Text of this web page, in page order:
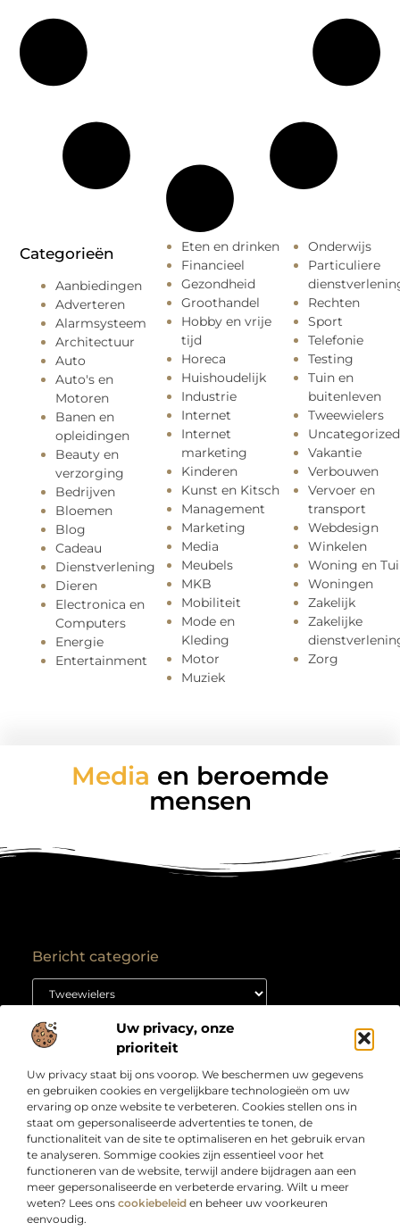
Uw privacy, onze
prioriteit
Uw privacy staat bij ons voorop. We beschermen uw gegevens
en gebruiken cookies en vergelijkbare technologieën om uw
ervaring op onze website te verbeteren. Cookies stellen ons in
staat om gepersonaliseerde advertenties te tonen, de
functionaliteit van de site te optimaliseren en het gebruik ervan
te analyseren. Sommige cookies zijn essentieel voor het
functioneren van de website, terwijl andere bijdragen aan een
meer gepersonaliseerde en verbeterde ervaring. Wilt u meer
weten? Lees ons cookiebeleid en beheer uw voorkeuren
eenvoudig.
Categorieën
Aanbiedingen
Adverteren
Alarmsysteem
Architectuur
Auto
Auto's en
Motoren
Banen en
opleidingen
Beauty en
verzorging
Bedrijven
Bloemen
Blog
Cadeau
Dienstverlening
Dieren
Electronica en
Computers
Energie
Entertainment
Eten en drinken
Financieel
Gezondheid
Groothandel
Hobby en vrije
tijd
Horeca
Huishoudelijk
Industrie
Internet
Internet
marketing
Kinderen
Kunst en Kitsch
Management
Marketing
Media
Meubels
MKB
Mobiliteit
Mode en
Kleding
Motor
Muziek
Onderwijs
Particuliere
Rechten
Sport
Telefonie
Testing
Tuin en
buitenleven
Tweewielers
Uncategorized
Vakantie
Verbouwen
Vervoer en
transport
Webdesign
Winkelen
Woning en
Woningen
Zakelijk
Zakelijke
Zorg
Media en beroemde
mensen
Over
Bedrijf
“Jouw bron voor slimme inzichten en creatieve
inspiratie”
Laat je verrassen door artikelen boordevol kennis,
praktische tips en ideeën die je blik verruimen. Welkom
bij Webdesigndirect.nl – waar inhoud en innovatie
samenkomen om jou vooruit te helpen.
Onze informatie
Bericht categorie